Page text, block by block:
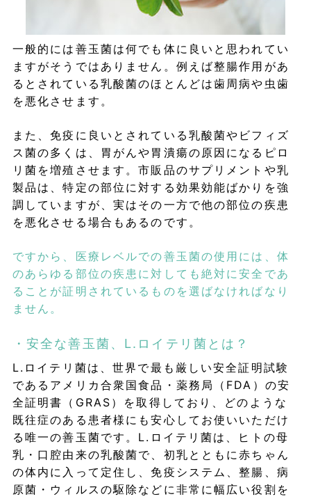
一般的には善玉菌は何でも体に良いと思われてい
ますがそうではありません。例えば整腸作用があ
るとされている乳酸菌のほとんどは歯周病や虫歯
を悪化させます。
また、免疫に良いとされている乳酸菌やビフィズ
ス菌の多くは、胃がんや胃潰瘍の原因になるピロ
リ菌を増殖させます。市販品のサプリメントや乳
製品は、特定の部位に対する効果効能ばかりを強
調していますが、実はその一方で他の部位の疾患
を悪化させる場合もあるのです。
ですから、医療レベルでの善玉菌の使用には、体
のあらゆる部位の疾患に対しても絶対に安全であ
ることが証明されているものを選ばなければなり
ません。
・安全な善玉菌、L.ロイテリ菌とは？
L.ロイテリ菌は、世界で最も厳しい安全証明試験
であるアメリカ合衆国食品・薬務局（FDA）の安
全証明書（GRAS）を取得しており、どのような
既往症のある患者様にも安心してお使いいただけ
る唯一の善玉菌です。L.ロイテリ菌は、ヒトの母
乳・口腔由来の乳酸菌で、初乳とともに赤ちゃん
の体内に入って定住し、免疫システム、整腸、病
原菌・ウィルスの駆除などに非常に幅広い役割を